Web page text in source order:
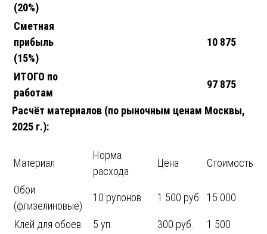
(20%)
Сметная
прибыль
(15%)
10 875
ИТОГО по
работам
97 875
Расчёт материалов (по рыночным ценам Москвы,
2025 г.):
Материал
Норма
расхода
Цена Стоимость
Обои
(флизелиновые)
10 рулонов 1 500 руб. 15 000
Клей для обоев 5 уп. 300 руб.
1 500